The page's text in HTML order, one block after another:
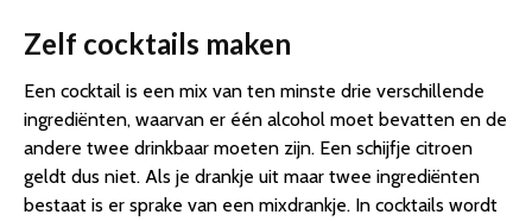
Zelf cocktails maken
Een cocktail is een mix van ten minste drie verschillende
ingrediënten, waarvan er één alcohol moet bevatten en de
andere twee drinkbaar moeten zijn. Een schijfje citroen
geldt dus niet. Als je drankje uit maar twee ingrediënten
bestaat is er sprake van een mixdrankje. In cocktails wordt